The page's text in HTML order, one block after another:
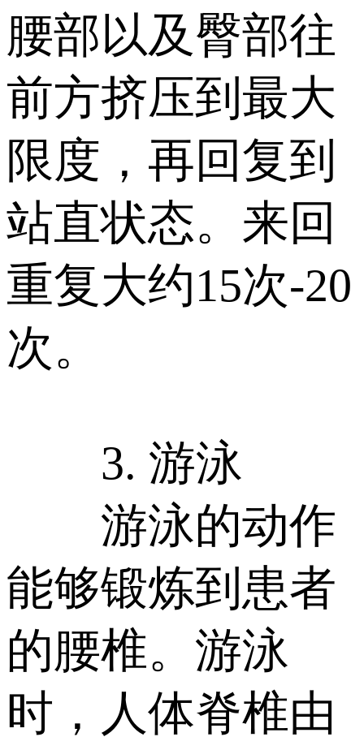
腰部以及臀部往
前方挤压到最大
限度，再回复到
站直状态。来回
重复大约15次-20
次。
3. 游泳
游泳的动作
能够锻炼到患者
的腰椎。游泳
时，人体脊椎由